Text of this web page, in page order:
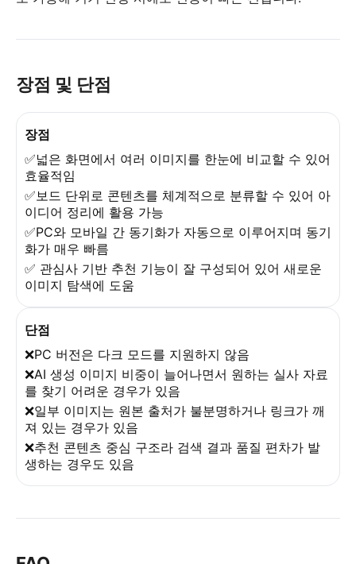
장점 및 단점
장점
✅넓은 화면에서 여러 이미지를 한눈에 비교할 수 있어
효율적임
✅보드 단위로 콘텐츠를 체계적으로 분류할 수 있어 아
이디어 정리에 활용 가능
✅PC와 모바일 간 동기화가 자동으로 이루어지며 동기
화가 매우 빠름
✅ 관심사 기반 추천 기능이 잘 구성되어 있어 새로운
이미지 탐색에 도움
단점
❌PC 버전은 다크 모드를 지원하지 않음
❌AI 생성 이미지 비중이 늘어나면서 원하는 실사 자료
를 찾기 어려운 경우가 있음
❌일부 이미지는 원본 출처가 불분명하거나 링크가 깨
져 있는 경우가 있음
❌추천 콘텐츠 중심 구조라 검색 결과 품질 편차가 발
생하는 경우도 있음